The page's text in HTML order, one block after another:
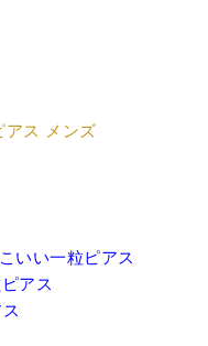
いい一粒ピアス
アス